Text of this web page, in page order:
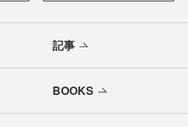
記事
BOOKS